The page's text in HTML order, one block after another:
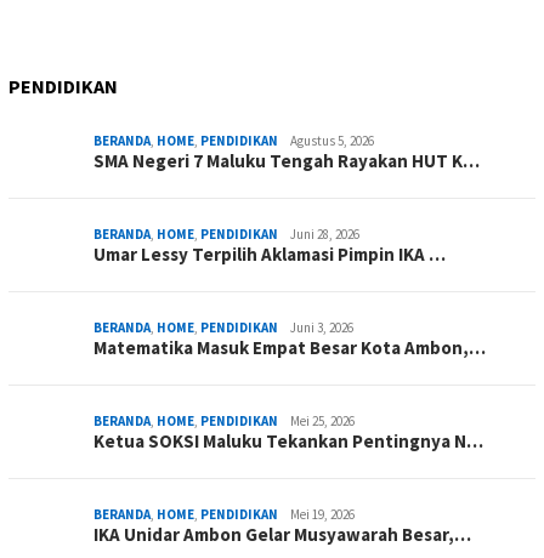
PENDIDIKAN
BERANDA, HOME, PENDIDIKAN Agustus 5, 2026
SMA Negeri 7 Maluku Tengah Rayakan HUT K…
BERANDA, HOME, PENDIDIKAN Juni 28, 2026
Umar Lessy Terpilih Aklamasi Pimpin IKA …
BERANDA, HOME, PENDIDIKAN Juni 3, 2026
Matematika Masuk Empat Besar Kota Ambon,…
BERANDA, HOME, PENDIDIKAN Mei 25, 2026
Ketua SOKSI Maluku Tekankan Pentingnya N…
BERANDA, HOME, PENDIDIKAN Mei 19, 2026
IKA Unidar Ambon Gelar Musyawarah Besar,…